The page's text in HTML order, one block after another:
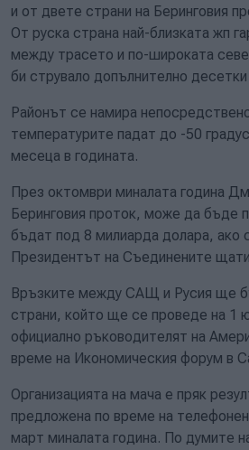
и от двете страни на Беринговия
От руска страна най-близката жп
между трасето и по-широката
би струвало допълнително
Районът се намира
температурите падат до -50
месеца в годината.
През октомври миналата година
Беринговия проток, може да бъде
бъдат под 8 милиарда долара, ако
Президентът на Съединените
Връзките между САЩ и Русия ще
страни, който ще се проведе на 1
официално ръководителят на
време на Икономическия форум в
Организацията на мача е пряк
предложена по време на
март миналата година. По думите